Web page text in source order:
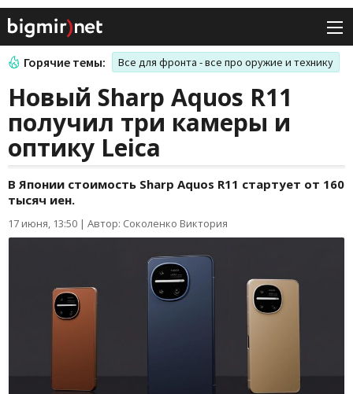
Горячие темы: Все для фронта - все про оружие и технику
Новый Sharp Aquos R11
получил три камеры и
оптику Leica
В Японии стоимость Sharp Aquos R11 стартует от 160
тысяч иен.
17 июня, 13:50 | Автор: Соколенко Виктория